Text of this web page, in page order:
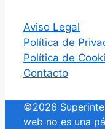
Aviso Legal
Política de
Política de
Contacto
©2026
web no es una